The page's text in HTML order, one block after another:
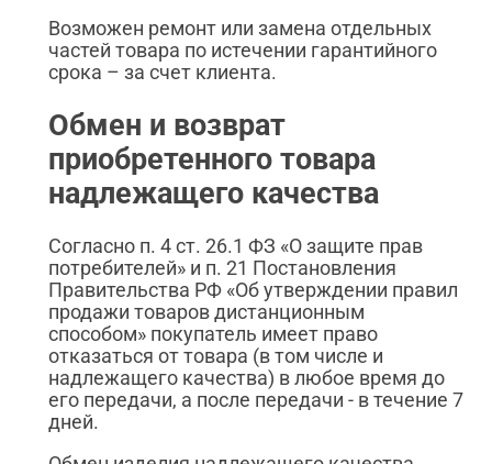
Возможен ремонт или замена отдельных
частей товара по истечении гарантийного
срока – за счет клиента.
Обмен и возврат
приобретенного товара
надлежащего качества
Согласно п. 4 ст. 26.1 ФЗ «О защите прав
потребителей» и п. 21 Постановления
Правительства РФ «Об утверждении правил
продажи товаров дистанционным
способом» покупатель имеет право
отказаться от товара (в том числе и
надлежащего качества) в любое время до
его передачи, а после передачи - в течение 7
дней.